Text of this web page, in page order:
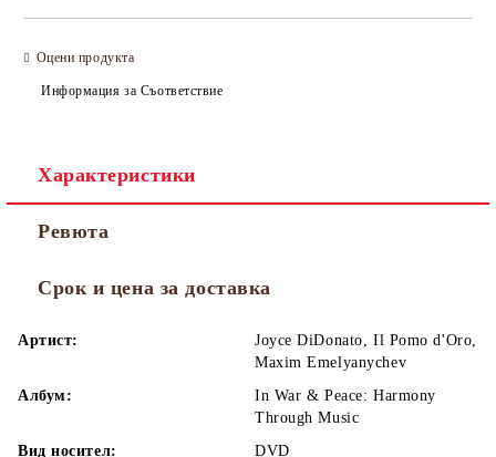
Оцени продукта
Информация за Съответствие
Характеристики
Ревюта
Срок и цена за доставка
Артист:
Joyce DiDonato, Il Pomo d'Oro,
Maxim Emelyanychev
Албум:
In War & Peace: Harmony
Through Music
Вид носител:
DVD